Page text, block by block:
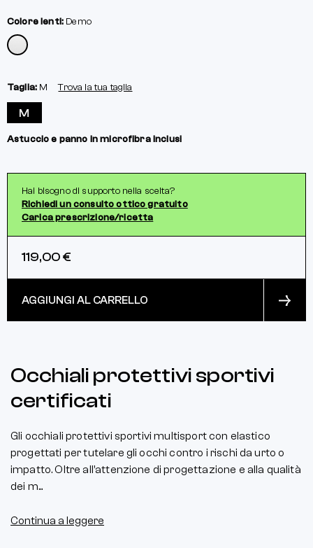
Colore lenti: Demo
Taglia: M Trova la tua taglia
M
Astuccio e panno in microfibra inclusi
Hai bisogno di supporto nella scelta?
Richiedi un consulto ottico gratuito
Carica prescrizione/ricetta
119,00 €
AGGIUNGI AL CARRELLO
Occhiali protettivi sportivi
certificati
Gli occhiali protettivi sportivi multisport con elastico
progettati per tutelare gli occhi contro i rischi da urto o
impatto. Oltre all’attenzione di progettazione e alla qualità
dei m...
Continua a leggere